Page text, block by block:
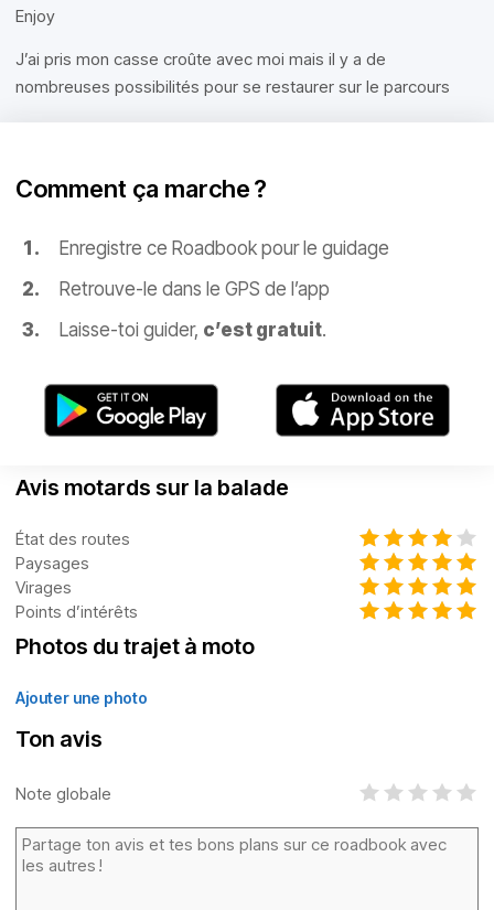
Enjoy
J’ai pris mon casse croûte avec moi mais il y a de
nombreuses possibilités pour se restaurer sur le parcours
Comment ça marche ?
Enregistre ce Roadbook pour le guidage
Retrouve-le dans le GPS de l’app
Laisse-toi guider, c’est gratuit.
Avis motards sur la balade
État des routes
Paysages
Virages
Points d’intérêts
Photos du trajet à moto
Ajouter une photo
Ton avis
Note globale